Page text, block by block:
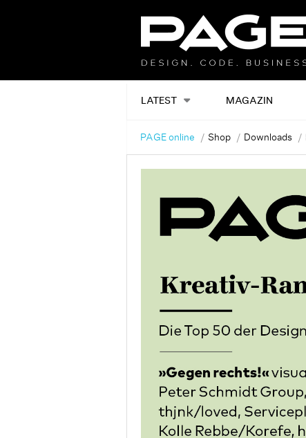
LATEST MAGAZIN
PAGE online Shop Downloads